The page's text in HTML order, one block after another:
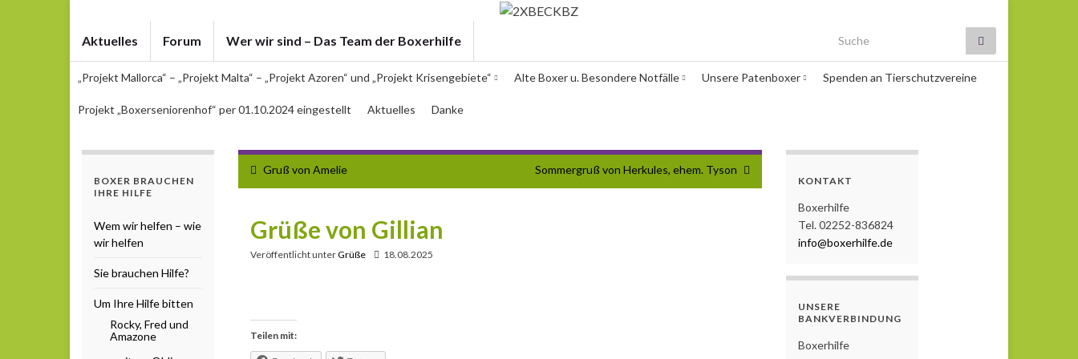
Aktuelles Forum Wer wir sind – Das Team der Boxerhilfe Search for:
„Projekt Mallorca“ – „Projekt Malta“ – „Projekt Azoren“ und „Projekt Krisengebiete“ Alte Boxer u. Besondere Notfälle Unsere Patenboxer Spenden an Tierschutzvereine
Projekt „Boxerseniorenhof“ per 01.10.2024 eingestellt Aktuelles Danke
Gruß von Amelie Sommergruß von Herkules, ehem. Tyson
Grüße von Gillian
Veröffentlicht unterGrüße 18.08.2025
Teilen mit:
BOXER BRAUCHEN
IHRE HILFE
Wem wir helfen – wie
wir helfen
Sie brauchen Hilfe?
Um Ihre Hilfe bitten
Rocky, Fred und
Amazone
KONTAKT
Boxerhilfe
Tel. 02252-836824
info@boxerhilfe.de
UNSERE
BANKVERBINDUNG
Boxerhilfe